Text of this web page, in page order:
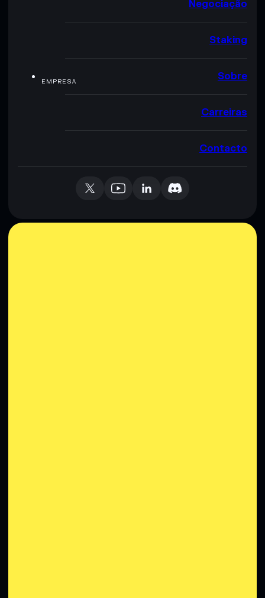
Negociação
Staking
EMPRESA Sobre
Carreiras
Contacto